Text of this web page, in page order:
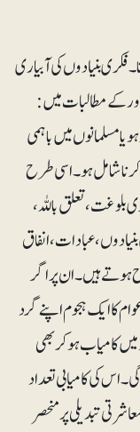
فکری بنیادوں کی آبیاری
دور کے مطالبات میں:
یا مسلمانوں میں باہمی
کرنا شامل ہو۔ اسی طرح
بلوغت ، تعلق باللہ،
، عبادات، انفاق
ہوتے ہیں۔ ان پر اگر
کا ایک ہجوم اپنے گرد
کامیاب ہو کر بھی
اس کی کامیابی تعداد
تبدیلی پر منحصر